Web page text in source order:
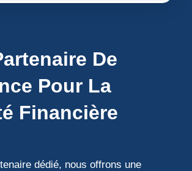
De
Pour La
Financière
dédié, nous offrons une